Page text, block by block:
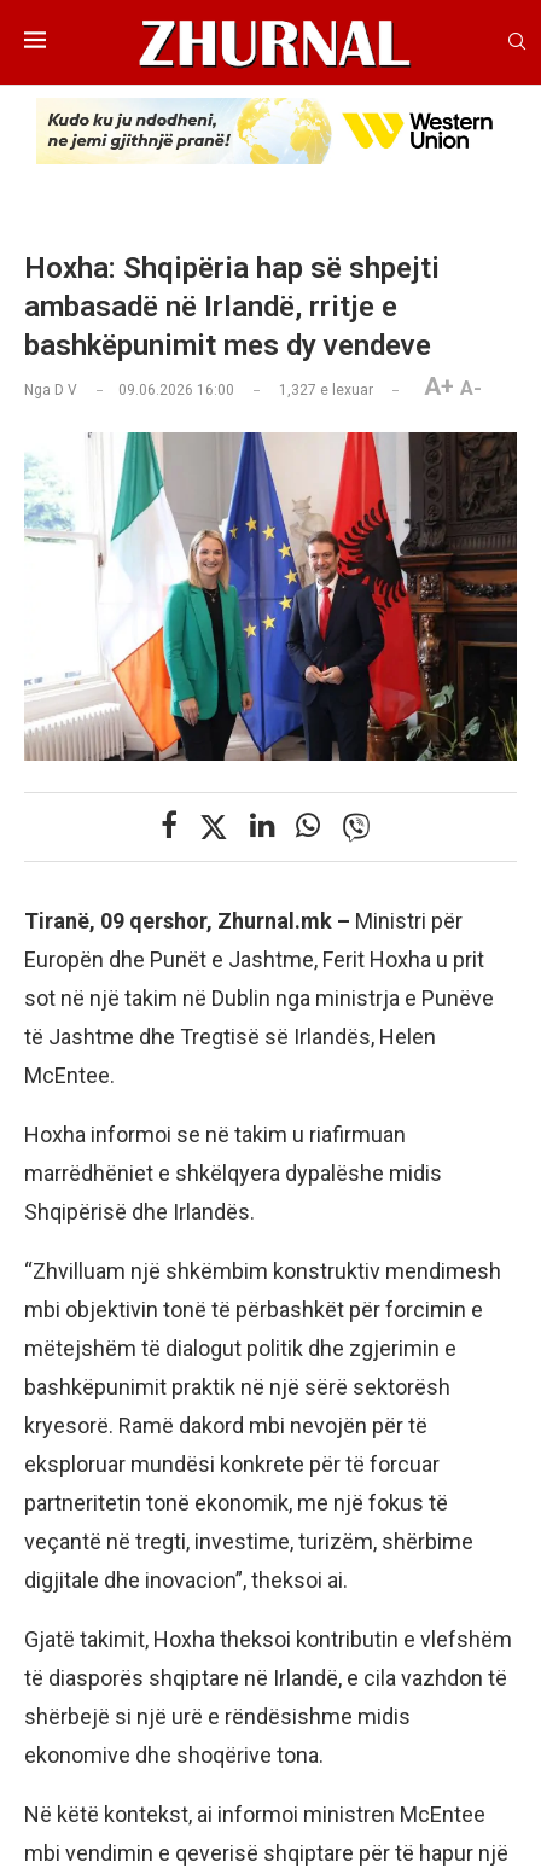
Hoxha: Shqipëria hap së shpejti
ambasadë në Irlandë, rritje e
bashkëpunimit mes dy vendeve
Nga D V 09.06.2026 16:00 1,327 e lexuar A+ A-
Tiranë, 09 qershor, Zhurnal.mk – Ministri për
Europën dhe Punët e Jashtme, Ferit Hoxha u prit
sot në një takim në Dublin nga ministrja e Punëve
të Jashtme dhe Tregtisë së Irlandës, Helen
McEntee.
Hoxha informoi se në takim u riafirmuan
marrëdhëniet e shkëlqyera dypalëshe midis
Shqipërisë dhe Irlandës.
“Zhvilluam një shkëmbim konstruktiv mendimesh
mbi objektivin tonë të përbashkët për forcimin e
mëtejshëm të dialogut politik dhe zgjerimin e
bashkëpunimit praktik në një sërë sektorësh
kryesorë. Ramë dakord mbi nevojën për të
eksploruar mundësi konkrete për të forcuar
partneritetin tonë ekonomik, me një fokus të
veçantë në tregti, investime, turizëm, shërbime
digjitale dhe inovacion”, theksoi ai.
Gjatë takimit, Hoxha theksoi kontributin e vlefshëm
të diasporës shqiptare në Irlandë, e cila vazhdon të
shërbejë si një urë e rëndësishme midis
ekonomive dhe shoqërive tona.
Në këtë kontekst, ai informoi ministren McEntee
mbi vendimin e qeverisë shqiptare për të hapur një